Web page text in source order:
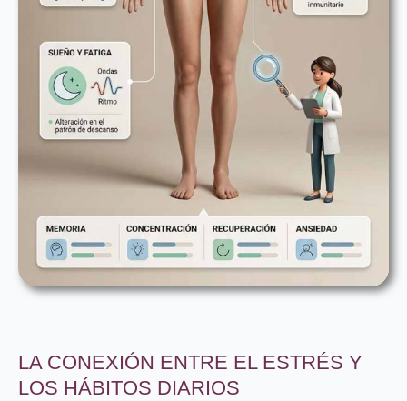
LA CONEXIÓN ENTRE EL ESTRÉS Y
LOS HÁBITOS DIARIOS